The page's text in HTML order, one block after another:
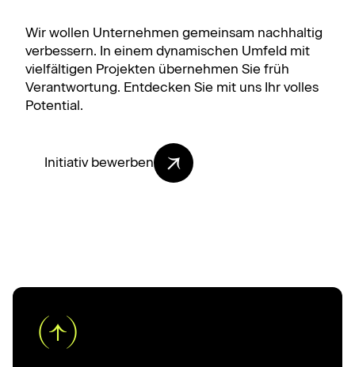
Wir wollen Unternehmen gemeinsam nachhaltig
verbessern. In einem dynamischen Umfeld mit
vielfältigen Projekten übernehmen Sie früh
Verantwortung. Entdecken Sie mit uns Ihr volles
Potential.
Initiativ bewerben